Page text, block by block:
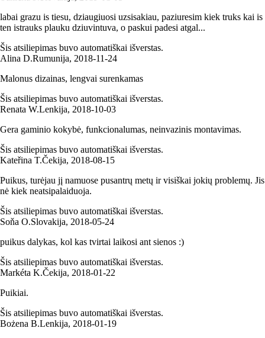
labai grazu is tiesu, dziaugiuosi uzsisakiau, paziuresim kiek truks kai is
ten istrauks plauku dziuvintuva, o paskui padesi atgal...
Šis atsiliepimas buvo automatiškai išverstas.
Alina D.Rumunija, 2018‑11‑24
Malonus dizainas, lengvai surenkamas
Šis atsiliepimas buvo automatiškai išverstas.
Renata W.Lenkija, 2018‑10‑03
Gera gaminio kokybė, funkcionalumas, neinvazinis montavimas.
Šis atsiliepimas buvo automatiškai išverstas.
Kateřina T.Čekija, 2018‑08‑15
Puikus, turėjau jį namuose pusantrų metų ir visiškai jokių problemų. Jis
nė kiek neatsipalaiduoja.
Šis atsiliepimas buvo automatiškai išverstas.
Soňa O.Slovakija, 2018‑05‑24
puikus dalykas, kol kas tvirtai laikosi ant sienos :)
Šis atsiliepimas buvo automatiškai išverstas.
Markéta K.Čekija, 2018‑01‑22
Puikiai.
Šis atsiliepimas buvo automatiškai išverstas.
Bożena B.Lenkija, 2018‑01‑19